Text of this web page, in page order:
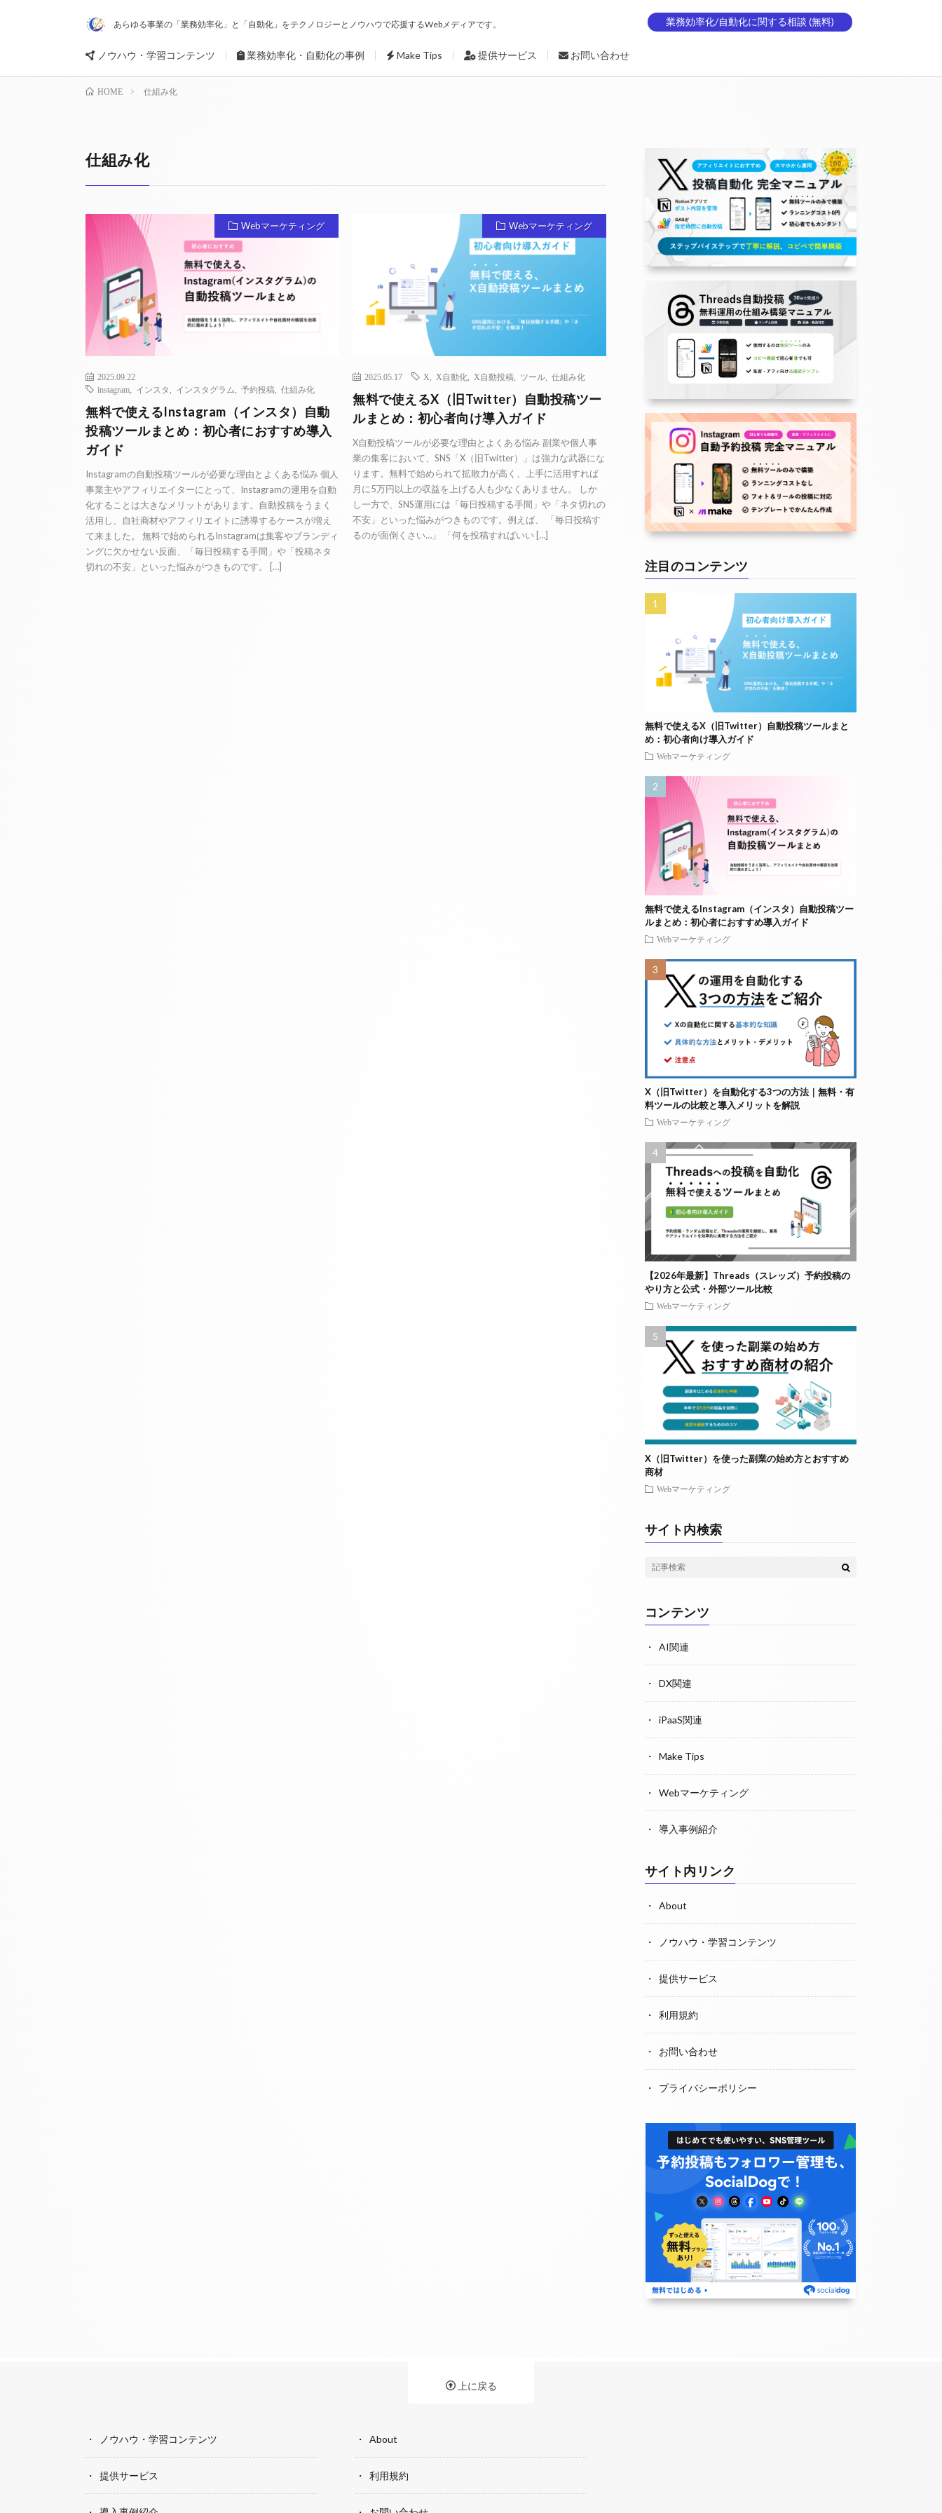
あらゆる事業の「業務効率化」と「自動化」をテクノロジーとノウハウで応援するWebメディアです。 業務効率化/自動化に関する相談 (無料)
ノウハウ・学習コンテンツ 業務効率化・自動化の事例 Make Tips 提供サービス お問い合わせ
HOME 仕組み化
仕組み化
Webマーケティング
2025.09.22
instagram
インスタ インスタグラム 予約投稿 仕組み化
無料で使えるInstagram（インスタ）自動
投稿ツールまとめ：初心者におすすめ導入
ガイド
Instagramの自動投稿ツールが必要な理由とよくある悩み 個人
事業主やアフィリエイターにとって、Instagramの運用を自動
化することは大きなメリットがあります。自動投稿をうまく
活用し、自社商材やアフィリエイトに誘導するケースが増え
て来ました。 無料で始められるInstagramは集客やブランディ
ングに欠かせない反面、「毎日投稿する手間」や「投稿ネタ
切れの不安」といった悩みがつきものです。 […]
Webマーケティング
2025.05.17 X X自動化 X自動投稿 ツール ,仕組み化
無料で使えるX（旧Twitter）自動投稿ツー
ルまとめ：初心者向け導入ガイド
X自動投稿ツールが必要な理由とよくある悩み 副業や個人事
業の集客において、SNS「X（旧Twitter）」は強力な武器にな
ります。無料で始められて拡散力が高く、上手に活用すれば
月に5万円以上の収益を上げる人も少なくありません。 しか
し一方で、SNS運用には「毎日投稿する手間」や「ネタ切れの
不安」といった悩みがつきものです。例えば、 「毎日投稿す
るのが面倒くさい…」 「何を投稿すればいい […]
注目のコンテンツ
無料で使えるX（旧Twitter）自動投稿ツールまと
め：初心者向け導入ガイド
Webマーケティング
無料で使えるInstagram（インスタ）自動投稿ツー
ルまとめ：初心者におすすめ導入ガイド
Webマーケティング
X（旧Twitter）を自動化する3つの方法｜無料・有
料ツールの比較と導入メリットを解説
Webマーケティング
【2026年最新】Threads（スレッズ）予約投稿の
やり方と公式・外部ツール比較
Webマーケティング
X（旧Twitter）を使った副業の始め方とおすすめ
商材
Webマーケティング
サイト内検索
コンテンツ
AI関連
DX関連
iPaaS関連
Make Tips
Webマーケティング
導入事例紹介
サイト内リンク
About
ノウハウ・学習コンテンツ
提供サービス
利用規約
お問い合わせ
プライバシーポリシー
上に戻る
ノウハウ・学習コンテンツ
提供サービス
About
利用規約